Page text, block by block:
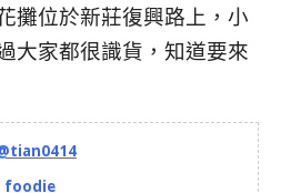
攤位於新莊復興路上，小
大家都很識貨，知道要來